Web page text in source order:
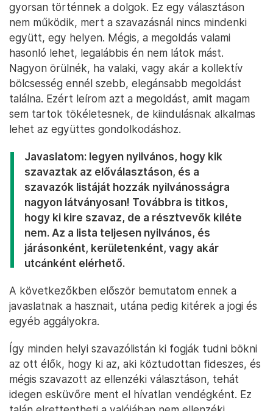
gyorsan történnek a dolgok. Ez egy választáson
nem működik, mert a szavazásnál nincs mindenki
együtt, egy helyen. Mégis, a megoldás valami
hasonló lehet, legalábbis én nem látok mást.
Nagyon örülnék, ha valaki, vagy akár a kollektív
bölcsesség ennél szebb, elegánsabb megoldást
találna. Ezért leírom azt a megoldást, amit magam
sem tartok tökéletesnek, de kiindulásnak alkalmas
lehet az együttes gondolkodáshoz.
Javaslatom: legyen nyilvános, hogy kik
szavaztak az előválasztáson, és a
szavazók listáját hozzák nyilvánosságra
nagyon látványosan! Továbbra is titkos,
hogy ki kire szavaz, de a résztvevők kiléte
nem. Az a lista teljesen nyilvános, és
járásonként, kerületenként, vagy akár
utcánként elérhető.
A következőkben először bemutatom ennek a
javaslatnak a hasznait, utána pedig kitérek a jogi és
egyéb aggályokra.
Így minden helyi szavazólistán ki fogják tudni bökni
az ott élők, hogy ki az, aki köztudottan fideszes, és
mégis szavazott az ellenzéki választáson, tehát
idegen esküvőre ment el hívatlan vendégként. Ez